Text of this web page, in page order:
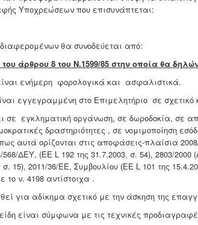
Υποχρεώσεων που επισυνάπτεται:
θα συνοδεύεται από:
άρθρου 8 του Ν.1599/85 στην οποία θα
ενήμερη φορολογικά και ασφαλιστικά.
εγγεγραμμένη στο Επιμελητήριο σε
σε εγκληματική οργάνωση, σε δωροδοκία, σε
δραστηριότητες , σε νομιμοποίηση
αυτά ορίζονται στις αποφάσεις-πλαίσια
568/ΔΕΥ, (ΕΕ L 192 της 31.7.2003, σ. 54), 2803/
σ. 15), 2011/36/ΕΕ, Συμβουλίου (ΕΕ L 101 της
το ν. 4198 αντίστοιχα .
για αδίκημα σχετικό με την άσκηση της
είναι σύμφωνα με τις τεχνικές